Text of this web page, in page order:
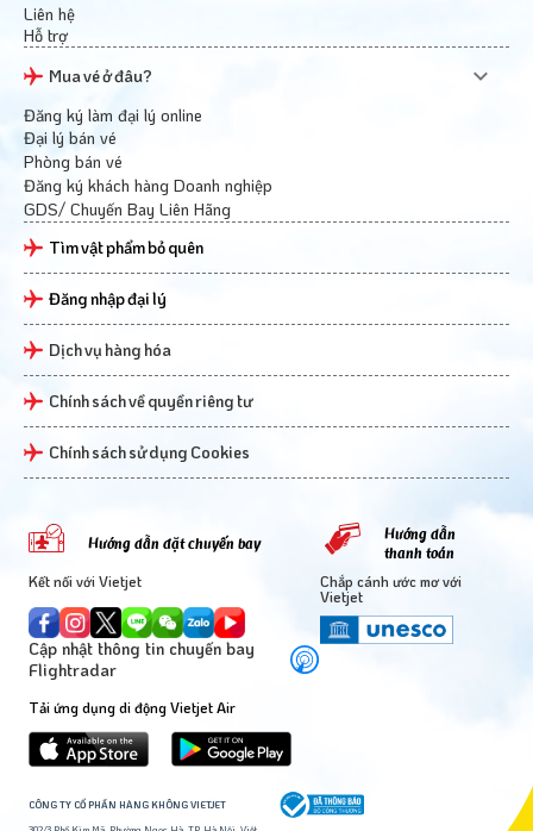
Liên hệ
Hỗ trợ
Mua vé ở đâu?
Đăng ký làm đại lý online
Đại lý bán vé
Phòng bán vé
Đăng ký khách hàng Doanh nghiệp
GDS/ Chuyến Bay Liên Hãng
Tìm vật phẩm bỏ quên
Đăng nhập đại lý
Dịch vụ hàng hóa
Chính sách về quyền riêng tư
Chính sách sử dụng Cookies
Hướng dẫn đặt chuyến bay
Hướng dẫn
thanh toán
Kết nối với Vietjet
Cập nhật thông tin chuyến bay
Flightradar
Chắp cánh ước mơ với
Vietjet
Tải ứng dụng di động Vietjet Air
CÔNG TY CỔ PHẦN HÀNG KHÔNG VIETJET